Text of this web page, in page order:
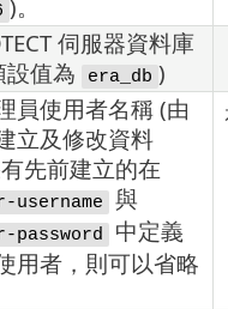
)。
伺服器資料庫
設值為
era_db )
員使用者名稱 (由
立及修改資料
先前建立的在
username 與
password
中定義
用者，則可以省略